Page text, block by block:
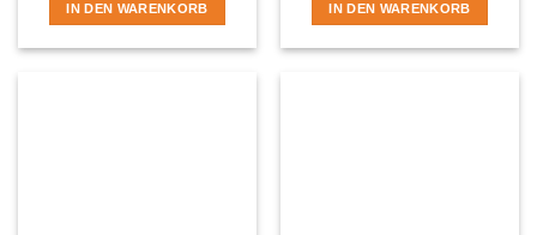
IN DEN WARENKORB IN DEN WARENKORB